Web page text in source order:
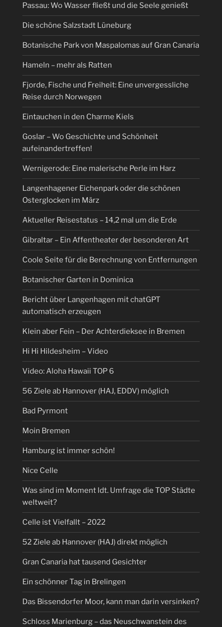
Passau: Wo Wasser fließt und die Seele genießt
Die schöne Salzstadt Lüneburg
Botanische Park von Maspalomas auf Gran Canaria
Hameln – mehr als Ratten
Fjorde, Fische und Freiheit: Eine unvergessliche
Reise durch Norwegen
Eintauchen in den Charme Kiels
Goslar – Wo Geschichte und Schönheit
aufeinandertreffen!
Wernigerode: Eine malerische Perle im Harz
Langenhagener Eichenpark oder die schönen
Osterglocken im März
Aktueller Reisestatus – 14,2 mal um die Erde
Gibraltar – Ein Affentheater der besonderen Art
Coole Seite für die Berechnung von Entfernungen
Botanischer Garten in Dominica
Bericht über Langenhagen mit chatGPT
automatisch erzeugen
Klein aber Fein – Der Achterdieksee in Bremen
Hi Hi Hildesheim – Video
Video: Aloha Hawaii TOP 6
56 Ziele ab Hannover (HAJ, EDDV) möglich
Bad Pyrmont
Moin Bremen
Hamburg ist immer schön!
Nice Celle
Was sind im Moment ldt. Umfrage die TOP Städte
weltweit?
Celle ist Vielfallt – 2022
52 Ziele ab Hannover (HAJ) direkt möglich
Gran Canaria hat tausend Gesichter
Ein schönner Tag in Brelingen
Das Bissendorfer Moor, kann man darin versinken?
Schloss Marienburg – das Neuschwanstein des